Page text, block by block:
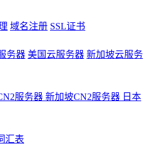
域名注册 SSL证书
务器 美国云服务器 新加坡云服务
服务器 新加坡CN2服务器 日本
汇表